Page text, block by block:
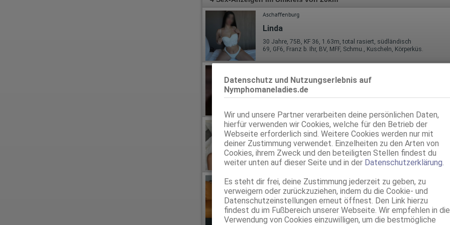
Datenschutz und Nutzungserlebnis auf
Nymphomaneladies.de
Wir und unsere Partner verarbeiten deine persönlichen Daten,
hierfür verwenden wir Cookies, welche für den Betrieb der
Webseite erforderlich sind. Weitere Cookies werden nur mit
deiner Zustimmung verwendet. Einzelheiten zu den Arten von
Cookies, ihrem Zweck und den beteiligten Stellen findest du
weiter unten auf dieser Seite und in der Datenschutzerklärung.
Es steht dir frei, deine Zustimmung jederzeit zu geben, zu
verweigern oder zurückzuziehen, indem du die Cookie- und
Datenschutzeinstellungen erneut öffnest. Den Link hierzu
findest du im Fußbereich unserer Webseite. Wir empfehlen in die
Verwendung von Cookies einzuwilligen, um die bestmögliche
Aschaffenburg
Linda
30 Jahre, 75B, KF 36, 1.63m, total rasiert, südländisch
69, GF6, Franz b. Ihr, BV, MFF, Schmu., Kuscheln, Körperküs.
Clara- Squ*rting-str*pon-f*sting aktiv!
30 Jahre, 75B, KF 34/36, 1.63m, 55 kg, total rasiert, osteuropäisch
Hainburg
Mariel
85D, KF 38, 1.60m, total rasiert, Latina
GF6, BV, Schmu., Kuscheln, Körperküs., AV b. Ihm, DSa, DSp
Hainburg
Michele
55 Jahre, 75C, KF 38, 1.60m, 67 kg, total rasiert, deutsch
ZK, AV, 69, GF6, DT, NSa, NSp